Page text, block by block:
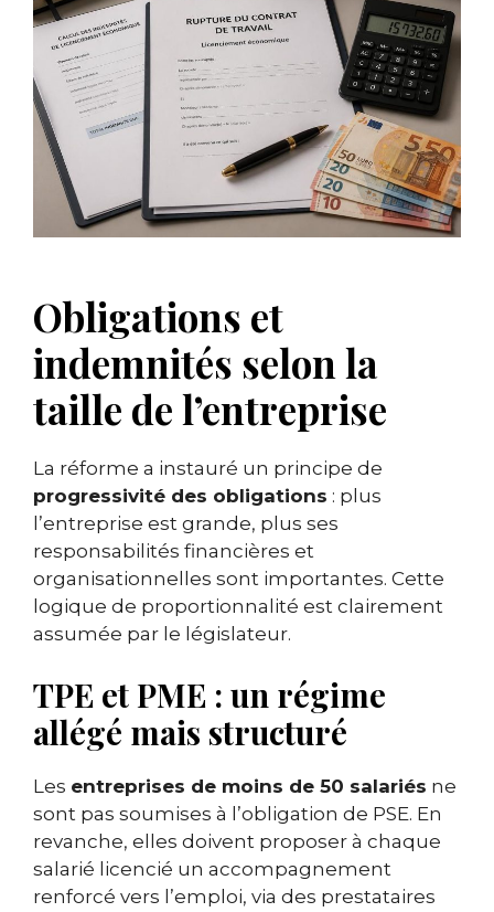
Obligations et
indemnités selon la
taille de l’entreprise
La réforme a instauré un principe de
progressivité des obligations : plus
l’entreprise est grande, plus ses
responsabilités financières et
organisationnelles sont importantes. Cette
logique de proportionnalité est clairement
assumée par le législateur.
TPE et PME : un régime
allégé mais structuré
Les entreprises de moins de 50 salariés ne
sont pas soumises à l’obligation de PSE. En
revanche, elles doivent proposer à chaque
salarié licencié un accompagnement
renforcé vers l’emploi, via des prestataires